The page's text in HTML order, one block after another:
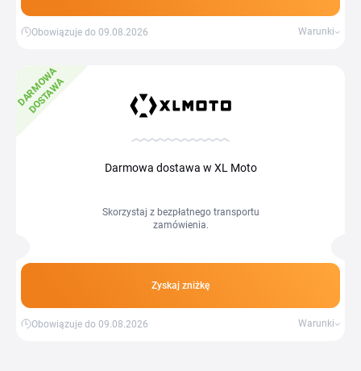
Obowiązuje do 09.08.2026 Warunki
D
A
R
M
O
W
A
D
O
S
T
A
W
A
Darmowa dostawa w XL Moto
Skorzystaj z bezpłatnego transportu
zamówienia.
Zyskaj zniżkę
Obowiązuje do 09.08.2026 Warunki